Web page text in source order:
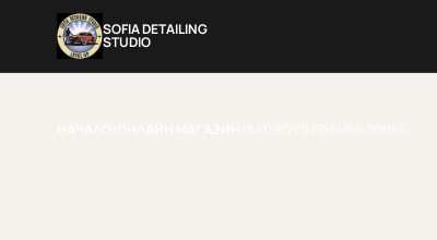
SOFIA DETAILING
STUDIO